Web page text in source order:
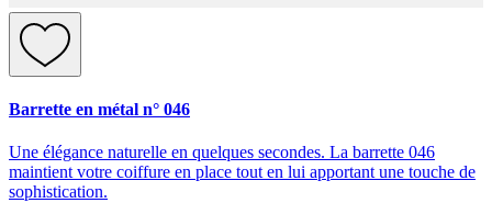
Barrette en métal n° 046
Une élégance naturelle en quelques secondes. La barrette 046
maintient votre coiffure en place tout en lui apportant une touche de
sophistication.